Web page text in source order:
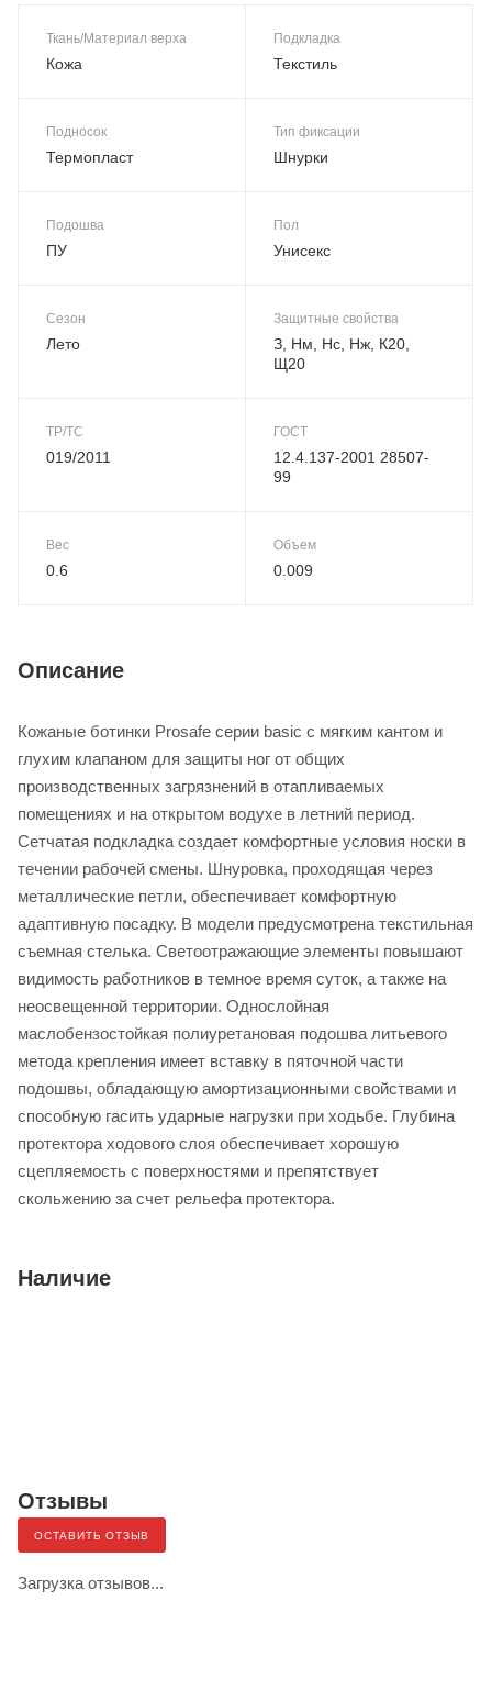
Ткань/Материал верха
Кожа
Подкладка
Текстиль
Подносок
Термопласт
Тип фиксации
Шнурки
Подошва
ПУ
Пол
Унисекс
Сезон
Лето
Защитные свойства
З, Нм, Нс, Нж, К20,
Щ20
ТР/ТС
019/2011
ГОСТ
12.4.137-2001 28507-
99
Вес
0.6
Объем
0.009
Описание
Кожаные ботинки Prosafe серии basic c мягким кантом и
глухим клапаном для защиты ног от общих
производственных загрязнений в отапливаемых
помещениях и на открытом водухе в летний период.
Сетчатая подкладка создает комфортные условия носки в
течении рабочей смены. Шнуровка, проходящая через
металлические петли, обеспечивает комфортную
адаптивную посадку. В модели предусмотрена текстильная
съемная стелька. Светоотражающие элементы повышают
видимость работников в темное время суток, а также на
неосвещенной территории. Однослойная
маслобензостойкая полиуретановая подошва литьевого
метода крепления имеет вставку в пяточной части
подошвы, обладающую амортизационными свойствами и
способную гасить ударные нагрузки при ходьбе. Глубина
протектора ходового слоя обеспечивает хорошую
сцепляемость с поверхностями и препятствует
скольжению за счет рельефа протектора.
Наличие
Отзывы
ОСТАВИТЬ ОТЗЫВ
Загрузка отзывов...